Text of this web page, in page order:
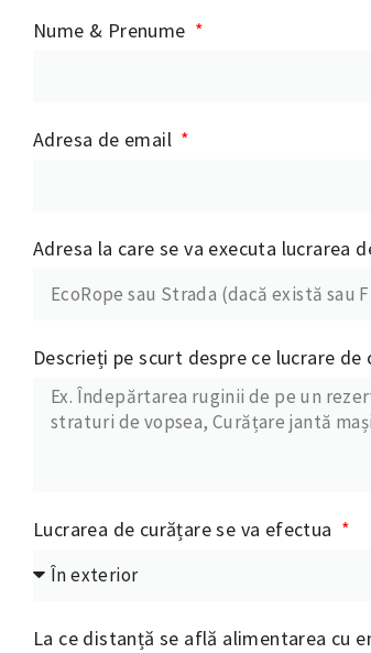
Nume & Prenume
Adresa de email
Adresa la care se va executa lucrarea
Descrieți pe scurt despre ce lucrare
Lucrarea de curățare se va efectua
La ce distanță se află alimentarea cu